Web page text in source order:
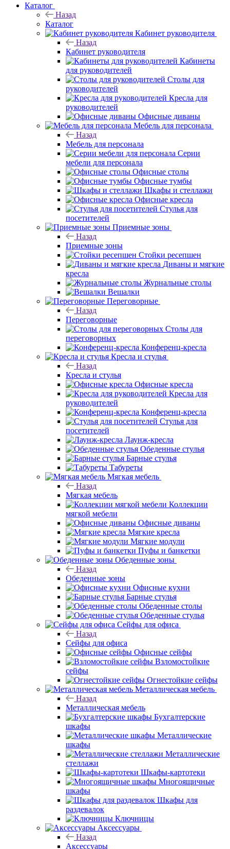
Каталог
Назад
Каталог
Кабинет руководителя
Назад
Кабинет руководителя
Кабинеты
для руководителей
Столы для
руководителей
Кресла для
руководителей
Офисные диваны
Мебель для персонала
Назад
Мебель для персонала
Серии
мебели для персонала
Офисные столы
Офисные тумбы
Шкафы и стеллажи
Офисные кресла
Стулья для
посетителей
Приемные зоны
Назад
Приемные зоны
Стойки ресепшен
Диваны и мягкие
кресла
Журнальные столы
Вешалки
Переговорные
Назад
Переговорные
Столы для
переговорных
Конференц-кресла
Кресла и стулья
Назад
Кресла и стулья
Офисные кресла
Кресла для
руководителей
Конференц-кресла
Стулья для
посетителей
Лаунж-кресла
Обеденные стулья
Барные стулья
Табуреты
Мягкая мебель
Назад
Мягкая мебель
Коллекции
мягкой мебели
Офисные диваны
Мягкие кресла
Мягкие модули
Пуфы и банкетки
Обеденные зоны
Назад
Обеденные зоны
Офисные кухни
Барные стулья
Обеденные столы
Обеденные стулья
Сейфы для офиса
Назад
Сейфы для офиса
Офисные сейфы
Взломостойкие
сейфы
Огнестойкие сейфы
Металлическая мебель
Назад
Металлическая мебель
Бухгалтерские
шкафы
Металлические
шкафы
Металлические
стеллажи
Шкафы-картотеки
Многоящичные
шкафы
Шкафы для
раздевалок
Ключницы
Аксессуары
Назад
Аксессуары